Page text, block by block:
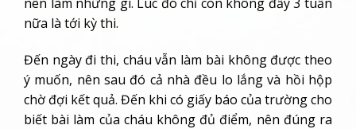
nữa là tới kỳ thi.
Đến ngày đi thi, cháu vẫn làm bài không được theo
ý muốn, nên sau đó cả nhà đều lo lắng và hồi hộp
chờ đợi kết quả. Đến khi có giấy báo của trường cho
biết bài làm của cháu không đủ điểm, nên đúng ra